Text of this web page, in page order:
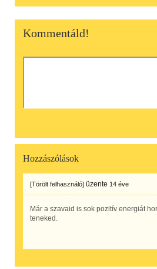
Kommentáld!
Hozzászólások
[Törölt felhasználó] üzente 14 éve
Már a szavaid is sok pozitív energiát
teneked.